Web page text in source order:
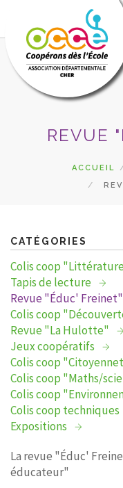
ACTIONS
GÉRER SA
PRETS
RECHERCHER
CONTACT
REVUE
ACCUEIL
CATÉGORIES
Colis coop
Tapis de lecture
Revue "Éduc' Freinet"
Colis coop
Revue "La Hulotte"
Jeux coopératifs
Colis coop
Colis coop "Maths/
Colis coop
Colis coop techniques
Expositions
La revue "Éduc'
éducateur"